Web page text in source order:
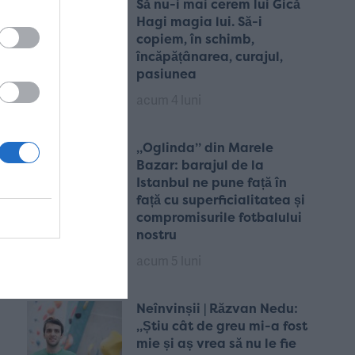
Să nu-i mai cerem lui Gică
Hagi magia lui. Să-i
copiem, în schimb,
încăpățânarea, curajul,
pasiunea
„Oglinda” din Marele
Bazar: barajul de la
Istanbul ne pune față în
față cu superficialitatea și
compromisurile fotbalului
nostru
Neînvinșii | Răzvan Nedu:
„Știu cât de greu mi-a fost
mie și aș vrea să nu le fie